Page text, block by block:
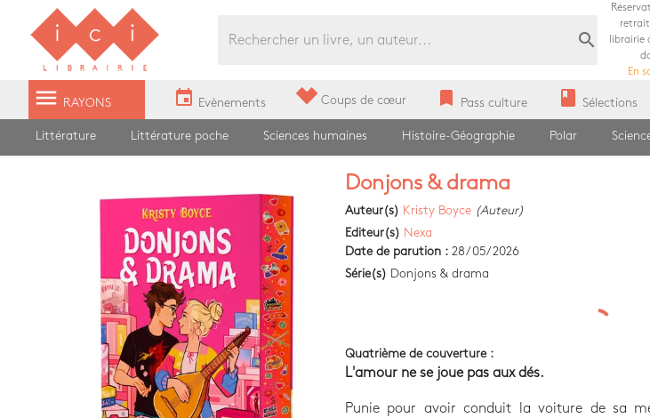
Librairie Ici Grands Boulevards
search
librairie
En
menu RAYONS event Evènements Coups de cœur bookmark Pass culture book Sélections
Littérature Littérature poche Sciences humaines Histoire-Géographie Polar
Donjons & drama
Auteur(s) Kristy Boyce (Auteur)
Editeur(s) Nexa
Date de parution : 28/05/2026
Série(s) Donjons & drama
Quatrième de couverture :
L'amour ne se joue pas aux dés.
Punie pour avoir conduit la voiture de sa